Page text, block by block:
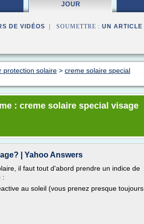
JOUR
DE VIDÉOS | SOUMETTRE : UN ARTICLE
protection solaire > creme solaire special
: creme solaire special visage
| Yahoo Answers
il faut tout d'abord prendre un indice de
:
au soleil (vous prenez presque toujours